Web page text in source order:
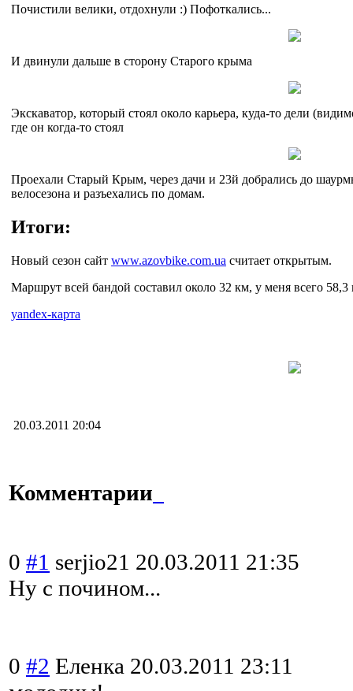
Почистили велики, отдохнули :) Пофоткались...
И двинули дальше в сторону Старого крыма
Экскаватор, который стоял около карьера, куда-то дели
где он когда-то стоял
Проехали Старый Крым, через дачи и 23й добрались до
велосезона и разъехались по домам.
Итоги:
Новый сезон сайт www.azovbike.com.ua считает открытым.
Маршрут всей бандой составил около 32 км, у меня всего 58,3
yandex-карта
20.03.2011 20:04
Комментарии
0 #1 serjio21 20.03.2011 21:35
Ну с почином...
0 #2 Еленка 20.03.2011 23:11